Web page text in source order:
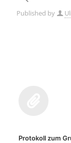
Published by
Protokoll zum